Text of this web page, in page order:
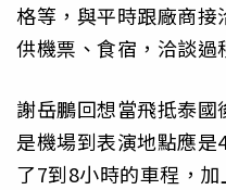
格等，與平時跟廠商
供機票、食宿，洽談過
謝岳鵬回想當飛抵泰
是機場到表演地點應
了7到8小時的車程，